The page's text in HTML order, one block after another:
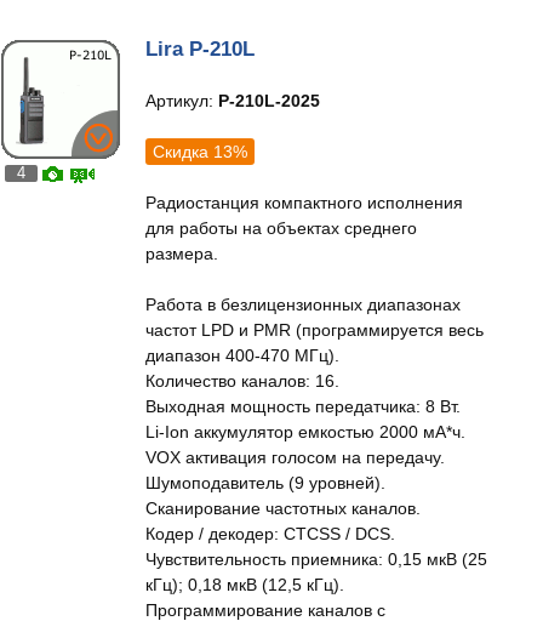
4
Lira P-210L
Артикул: P-210L-2025
Скидка 13%
Радиостанция компактного исполнения
для работы на объектах среднего
размера.
Работа в безлицензионных диапазонах
частот LPD и PMR (программируется весь
диапазон 400-470 МГц).
Количество каналов: 16.
Выходная мощность передатчика: 8 Вт.
Li-Ion аккумулятор емкостью 2000 мА*ч.
VOX активация голосом на передачу.
Шумоподавитель (9 уровней).
Сканирование частотных каналов.
Кодер / декодер: CTCSS / DCS.
Чувствительность приемника: 0,15 мкВ (25
кГц); 0,18 мкВ (12,5 кГц).
Программирование каналов с